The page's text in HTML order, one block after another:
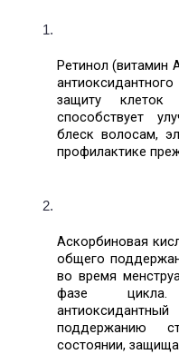
Ретинол (витамин
защиту клеток
способствует
блеск волосам,
профилактике
Аскорбиновая
общего
во время
фазе цикла.
поддержанию
состоянии,